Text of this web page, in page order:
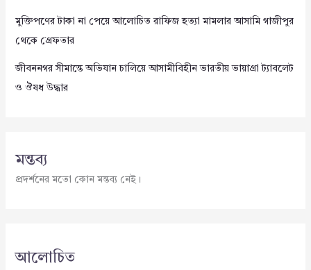
মুক্তিপণের টাকা না পেয়ে আলোচিত রাফিজ হত্যা মামলার আসামি গাজীপুর
থেকে গ্রেফতার
জীবননগর সীমান্তে অভিযান চালিয়ে আসামীবিহীন ভারতীয় ভায়াগ্রা ট্যাবলেট
ও ঔষধ উদ্ধার
মন্তব্য
প্রদর্শনের মতো কোন মন্তব্য নেই।
আলোচিত